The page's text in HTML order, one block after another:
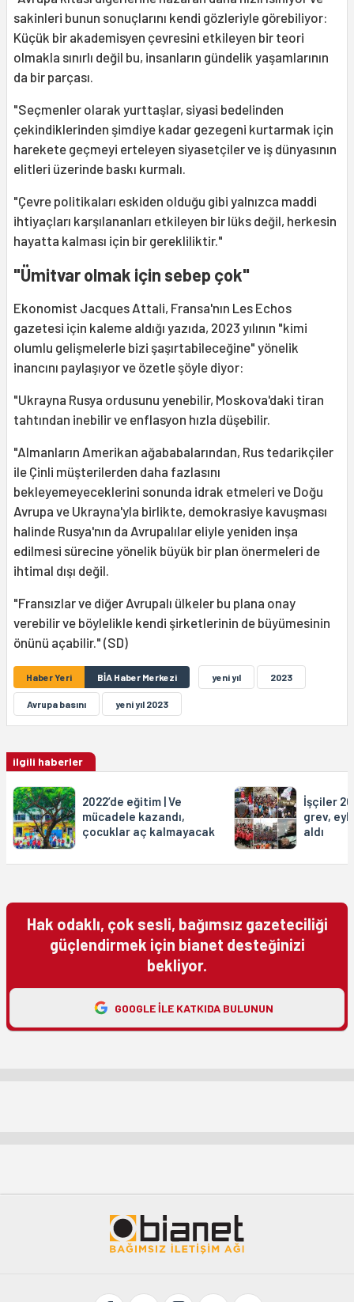
sakinleri bunun sonuçlarını kendi gözleriyle görebiliyor:
Küçük bir akademisyen çevresini etkileyen bir teori
olmakla sınırlı değil bu, insanların gündelik yaşamlarının
da bir parçası.
"Seçmenler olarak yurttaşlar, siyasi bedelinden
çekindiklerinden şimdiye kadar gezegeni kurtarmak için
harekete geçmeyi erteleyen siyasetçiler ve iş dünyasının
elitleri üzerinde baskı kurmalı.
"Çevre politikaları eskiden olduğu gibi yalnızca maddi
ihtiyaçları karşılananları etkileyen bir lüks değil, herkesin
hayatta kalması için bir gerekliliktir."
"Ümitvar olmak için sebep çok"
Ekonomist Jacques Attali, Fransa'nın Les Echos
gazetesi için kaleme aldığı yazıda, 2023 yılının "kimi
olumlu gelişmelerle bizi şaşırtabileceğine" yönelik
inancını paylaşıyor ve özetle şöyle diyor:
"Ukrayna Rusya ordusunu yenebilir, Moskova'daki tiran
tahtından inebilir ve enflasyon hızla düşebilir.
"Almanların Amerikan ağababalarından, Rus tedarikçiler
ile Çinli müşterilerden daha fazlasını
bekleyemeyeceklerini sonunda idrak etmeleri ve Doğu
Avrupa ve Ukrayna'yla birlikte, demokrasiye kavuşması
halinde Rusya'nın da Avrupalılar eliyle yeniden inşa
edilmesi sürecine yönelik büyük bir plan önermeleri de
ihtimal dışı değil.
"Fransızlar ve diğer Avrupalı ülkeler bu plana onay
verebilir ve böylelikle kendi şirketlerinin de büyümesinin
önünü açabilir." (SD)
Haber Yeri BİA Haber Merkezi yeni yıl 2023
Avrupa basını yeni yıl 2023
ilgili haberler
2022’de eğitim | Ve
mücadele kazandı,
çocuklar aç kalmayacak
İşçiler
grev,
aldı
Hak odaklı, çok sesli, bağımsız gazeteciliği
güçlendirmek için bianet desteğinizi
bekliyor.
GOOGLE ILE KATKIDA BULUNUN